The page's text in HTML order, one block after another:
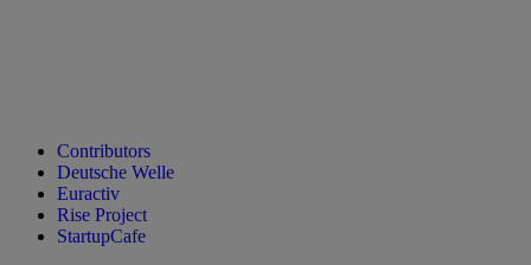
Contributors
Deutsche Welle
Euractiv
Rise Project
StartupCafe